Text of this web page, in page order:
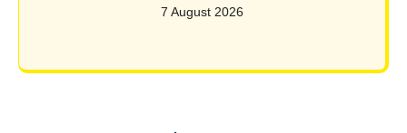
7 August 2026